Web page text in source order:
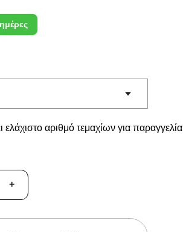
ελάχιστο αριθμό τεμαχίων για παραγγελία